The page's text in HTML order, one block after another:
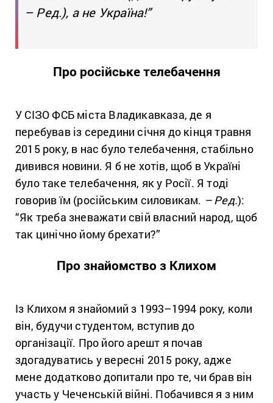
–Ред.), а не Україна!”
Про російське телебачення
У СІЗО ФСБ міста Владикавказа, де я
перебував із середини січня до кінця травня
2015 року, в нас було телебачення, стабільно
дивився новини. Я б не хотів, щоб в Україні
було таке телебачення, як у Росії. Я тоді
говорив їм (російським силовикам. – Ред.):
“Як треба зневажати свій власний народ, щоб
так цинічно йому брехати?”
Про знайомство з Клихом
Із Клихом я знайомий з 1993–1994 року, коли
він, будучи студентом, вступив до
організації. Про його арешт я почав
здогадуватись у вересні 2015 року, адже
мене додатково допитали про те, чи брав він
участь у Чеченській війні. Побачився я з ним